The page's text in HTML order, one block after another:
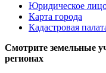
Юридическое
Карта города
Кадастровая
Смотрите земельные
регионах